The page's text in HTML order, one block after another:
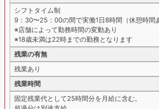
シフトタイム制
9：30〜25：00の間で実働1日8時間（休憩時間
※店舗によって勤務時間の変動あり
※18歳未満は22時までの勤務となります
残業の有無
残業あり
残業時間
固定残業代として25時間分を月給に含む。